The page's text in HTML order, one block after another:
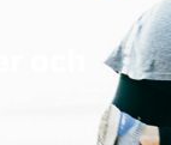
och